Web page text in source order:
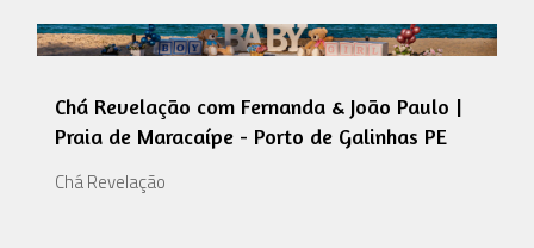
Chá Revelação com Fernanda & João Paulo |
Praia de Maracaípe - Porto de Galinhas PE
Chá Revelação